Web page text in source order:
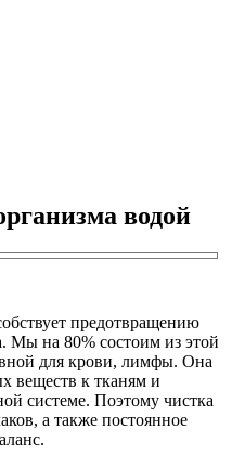
водой
предотвращению
Мы на 80% состоим из этой
для крови, лимфы. Она
веществ к тканям и
системе. Поэтому чистка
а также постоянное